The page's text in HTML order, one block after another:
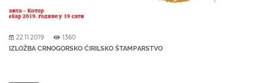
22.11.2019 1360
IZLOŽBA CRNOGORSKO ĆIRILSKO ŠTAMPARSTVO